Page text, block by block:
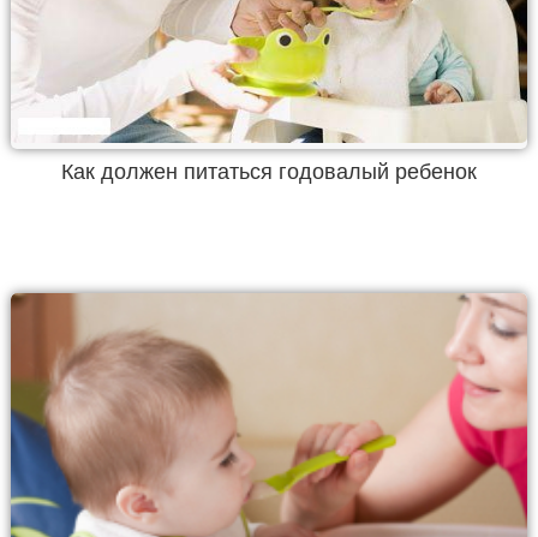
Как должен питаться годовалый ребенок